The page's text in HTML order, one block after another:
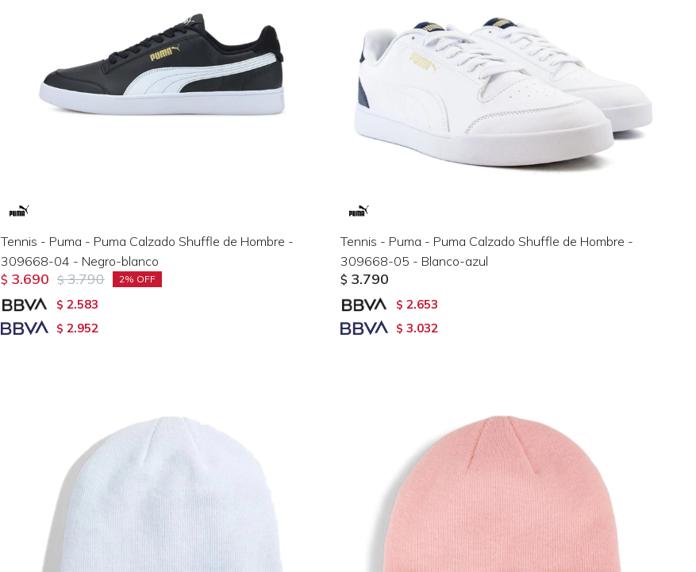
Tennis - Puma - Puma Calzado Shuffle de Hombre -
309668-04 - Negro-blanco
$ 3.690 $ 3.790 2
$ 2.583
$ 2.952
Tennis - Puma - Puma Calzado Shuffle de Hombre -
309668-05 - Blanco-azul
$ 3.790
$ 2.653
$ 3.032